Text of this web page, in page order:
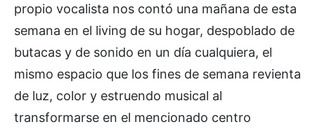
propio vocalista nos contó una mañana de esta
semana en el living de su hogar, despoblado de
butacas y de sonido en un día cualquiera, el
mismo espacio que los fines de semana revienta
de luz, color y estruendo musical al
transformarse en el mencionado centro